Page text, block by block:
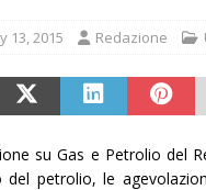
13, 2015 Redazione
su Gas e Petrolio del
del petrolio, le